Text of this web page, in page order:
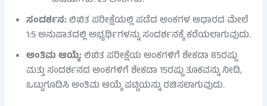
ಸಂದರ್ಶನ:ಲಿಖಿತ ಪರೀಕ್ಷೆಯಲ್ಲಿ ಪಡೆದ ಅಂಕಗಳ ಆಧಾರದ ಮೇಲೆ
1:5 ಅನುಪಾತದಲ್ಲಿ ಅಭ್ಯರ್ಥಿಗಳನ್ನು ಸಂದರ್ಶನಕ್ಕೆ ಕರೆಯಲಾಗುವುದು.
ಅಂತಿಮ ಆಯ್ಕೆ:ಲಿಖಿತ ಪರೀಕ್ಷೆಯ ಅಂಕಗಳಿಗೆ ಶೇಕಡಾ 85ರಷ್ಟು
ಮತ್ತು ಸಂದರ್ಶನದ ಅಂಕಗಳಿಗೆ ಶೇಕಡಾ 15ರಷ್ಟು ತೂಕವನ್ನು ನೀಡಿ,
ಒಟ್ಟುಗೂಡಿಸಿ ಅಂತಿಮ ಆಯ್ಕೆ ಪಟ್ಟಿಯನ್ನು ರಚಿಸಲಾಗುವುದು.